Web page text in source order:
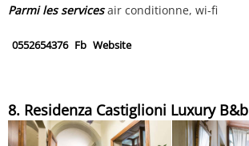
Parmi les servicesair conditionne, wi-fi
0552654376 Fb Website
8. Residenza Castiglioni Luxury B&b